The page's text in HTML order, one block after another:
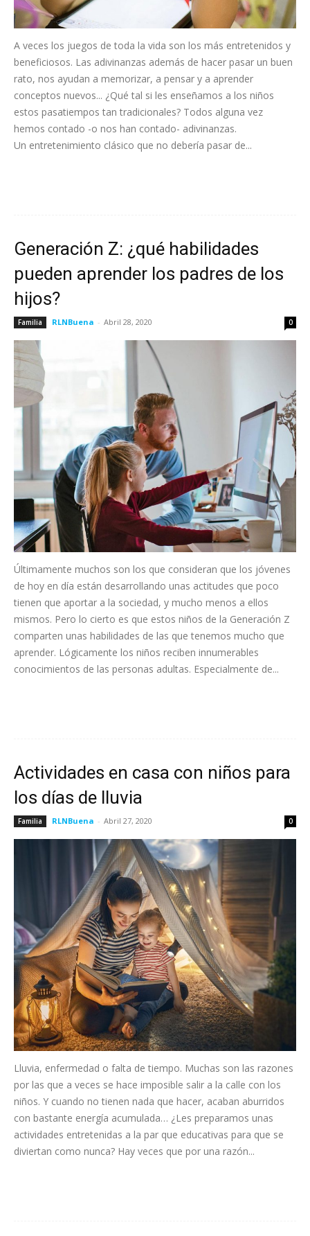
A veces los juegos de toda la vida son los más entretenidos y
beneficiosos. Las adivinanzas además de hacer pasar un buen
rato, nos ayudan a memorizar, a pensar y a aprender
conceptos nuevos... ¿Qué tal si les enseñamos a los niños
estos pasatiempos tan tradicionales? Todos alguna vez
hemos contado -o nos han contado- adivinanzas.
Un entretenimiento clásico que no debería pasar de...
Generación Z: ¿qué habilidades
pueden aprender los padres de los
hijos?
Familia RLNBuena - Abril 28, 2020 0
Últimamente muchos son los que consideran que los jóvenes
de hoy en día están desarrollando unas actitudes que poco
tienen que aportar a la sociedad, y mucho menos a ellos
mismos. Pero lo cierto es que estos niños de la Generación Z
comparten unas habilidades de las que tenemos mucho que
aprender. Lógicamente los niños reciben innumerables
conocimientos de las personas adultas. Especialmente de...
Actividades en casa con niños para
los días de lluvia
Familia RLNBuena - Abril 27, 2020 0
Lluvia, enfermedad o falta de tiempo. Muchas son las razones
por las que a veces se hace imposible salir a la calle con los
niños. Y cuando no tienen nada que hacer, acaban aburridos
con bastante energía acumulada… ¿Les preparamos unas
actividades entretenidas a la par que educativas para que se
diviertan como nunca? Hay veces que por una razón...